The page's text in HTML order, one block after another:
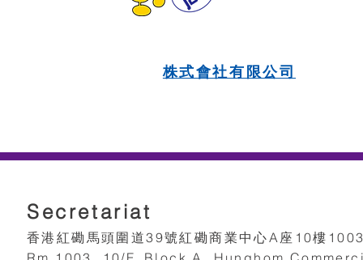
株式會社有限公司
Secretariat
香港紅磡馬頭圍道39號紅磡商業中心A座10樓